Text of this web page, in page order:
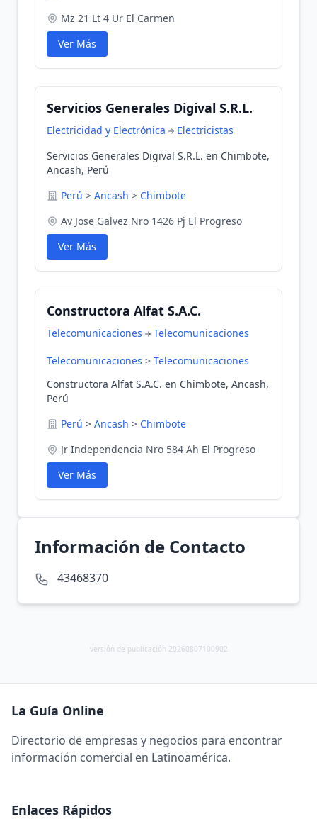
Mz 21 Lt 4 Ur El Carmen
Ver Más
Servicios Generales Digival S.R.L.
Electricidad y Electrónica
Electricistas
Servicios Generales Digival S.R.L. en Chimbote,
Ancash, Perú
Perú > Ancash > Chimbote
Av Jose Galvez Nro 1426 Pj El Progreso
Ver Más
Constructora Alfat S.A.C.
Telecomunicaciones Telecomunicaciones
Telecomunicaciones > Telecomunicaciones
Constructora Alfat S.A.C. en Chimbote, Ancash,
Perú
Perú > Ancash > Chimbote
Jr Independencia Nro 584 Ah El Progreso
Ver Más
Información de Contacto
43468370
versión de publicación 20260807100902
La Guía Online
Directorio de empresas y negocios para encontrar
información comercial en Latinoamérica.
Enlaces Rápidos